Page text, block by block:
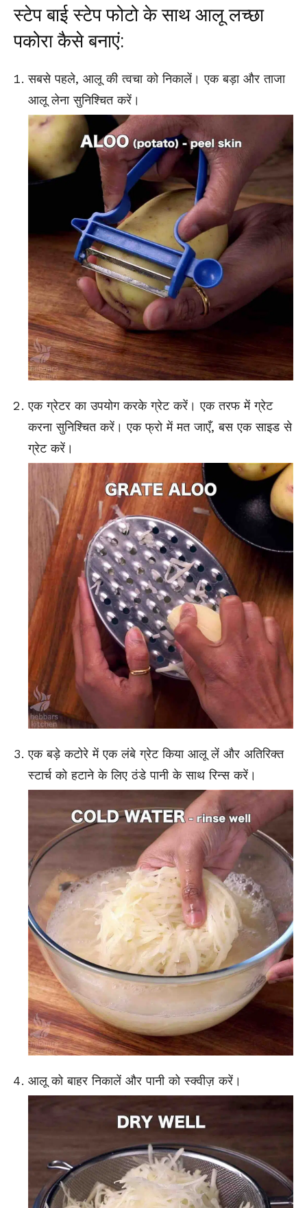
स्टेप बाई स्टेप फोटो के साथ आलू लच्छा
पकोरा कैसे बनाएं:
सबसे पहले, आलू की त्वचा को निकालें। एक बड़ा और ताजा
आलू लेना सुनिश्चित करें।
एक ग्रेटर का उपयोग करके ग्रेट करें। एक तरफ में ग्रेट
करना सुनिश्चित करें। एक फ्रो में मत जाएँ, बस एक साइड से
ग्रेट करें।
एक बड़े कटोरे में एक लंबे ग्रेट किया आलू लें और अतिरिक्त
स्टार्च को हटाने के लिए ठंडे पानी के साथ रिन्स करें।
आलू को बाहर निकालें और पानी को स्क्वीज़ करें।